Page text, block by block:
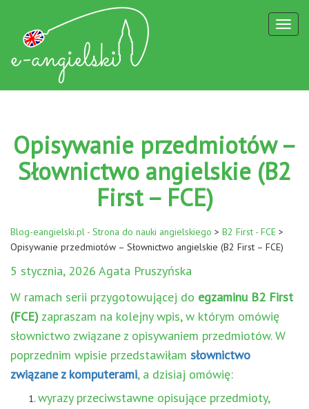
Opisywanie przedmiotów –
Słownictwo angielskie (B2
First – FCE)
Blog-eangielski.pl - Strona do nauki angielskiego > B2 First - FCE >
Opisywanie przedmiotów – Słownictwo angielskie (B2 First – FCE)
5 stycznia, 2026 Agata Pruszyńska
W ramach serii przygotowującej do egzaminu B2 First
(FCE) zapraszam na kolejny wpis, w którym omówię
słownictwo związane z opisywaniem przedmiotów. W
poprzednim wpisie przedstawiłam słownictwo
związane z komputerami, a dzisiaj omówię:
wyrazy przeciwstawne opisujące przedmioty,